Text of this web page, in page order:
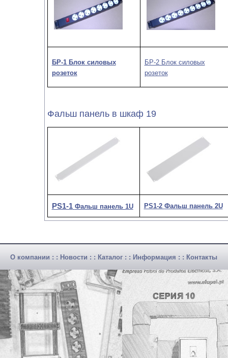
БР-1 Блок силовых
розеток
БР-2 Блок силовых
розеток
Фальш панель в шкаф 19
PS1-1 Фальш панель 1U PS1-2 Фальш панель 2U
О компании : : Новости : : Каталог : : Информация : : Контакты